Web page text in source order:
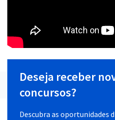
Deseja receber
concursos?
Descubra as oportunidades